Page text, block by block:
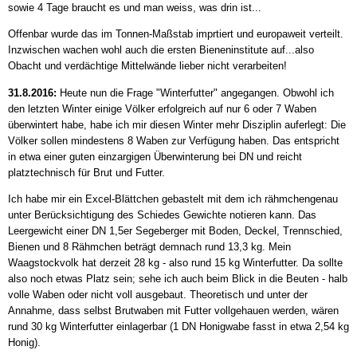
sowie 4 Tage braucht es und man weiss, was drin ist...
Offenbar wurde das im Tonnen-Maßstab imprtiert und europaweit verteilt.
Inzwischen wachen wohl auch die ersten Bieneninstitute auf...also
Obacht und verdächtige Mittelwände lieber nicht verarbeiten!
31.8.2016: Heute nun die Frage "Winterfutter" angegangen. Obwohl ich
den letzten Winter einige Völker erfolgreich auf nur 6 oder 7 Waben
überwintert habe, habe ich mir diesen Winter mehr Disziplin auferlegt: Die
Völker sollen mindestens 8 Waben zur Verfügung haben. Das entspricht
in etwa einer guten einzargigen Überwinterung bei DN und reicht
platztechnisch für Brut und Futter.
Ich habe mir ein Excel-Blättchen gebastelt mit dem ich rähmchengenau
unter Berücksichtigung des Schiedes Gewichte notieren kann. Das
Leergewicht einer DN 1,5er Segeberger mit Boden, Deckel, Trennschied,
Bienen und 8 Rähmchen beträgt demnach rund 13,3 kg. Mein
Waagstockvolk hat derzeit 28 kg - also rund 15 kg Winterfutter. Da sollte
also noch etwas Platz sein; sehe ich auch beim Blick in die Beuten - halb
volle Waben oder nicht voll ausgebaut. Theoretisch und unter der
Annahme, dass selbst Brutwaben mit Futter vollgehauen werden, wären
rund 30 kg Winterfutter einlagerbar (1 DN Honigwabe fasst in etwa 2,54 kg
Honig).